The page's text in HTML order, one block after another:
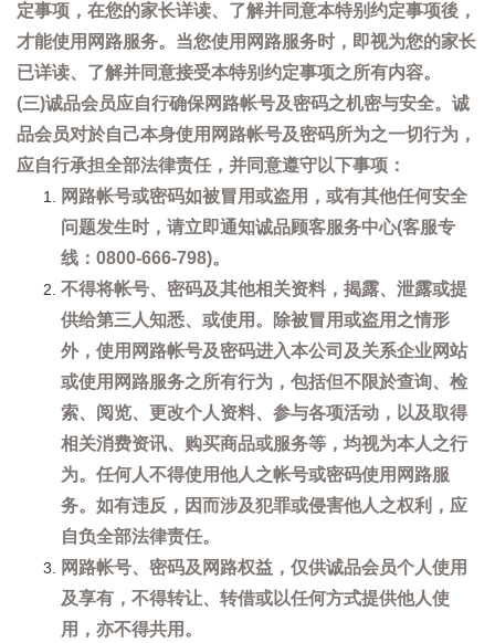
定事项，在您的家长详读、了解并同意本特别约定事项後，
才能使用网路服务。当您使用网路服务时，即视为您的家长
已详读、了解并同意接受本特别约定事项之所有内容。
(三)诚品会员应自行确保网路帐号及密码之机密与安全。诚
品会员对於自己本身使用网路帐号及密码所为之一切行为，
应自行承担全部法律责任，并同意遵守以下事项：
网路帐号或密码如被冒用或盗用，或有其他任何安全
问题发生时，请立即通知诚品顾客服务中心(客服专
线：0800-666-798)。
不得将帐号、密码及其他相关资料，揭露、泄露或提
供给第三人知悉、或使用。除被冒用或盗用之情形
外，使用网路帐号及密码进入本公司及关系企业网站
或使用网路服务之所有行为，包括但不限於查询、检
索、阅览、更改个人资料、参与各项活动，以及取得
相关消费资讯、购买商品或服务等，均视为本人之行
为。任何人不得使用他人之帐号或密码使用网路服
务。如有违反，因而涉及犯罪或侵害他人之权利，应
自负全部法律责任。
网路帐号、密码及网路权益，仅供诚品会员个人使用
及享有，不得转让、转借或以任何方式提供他人使
用，亦不得共用。